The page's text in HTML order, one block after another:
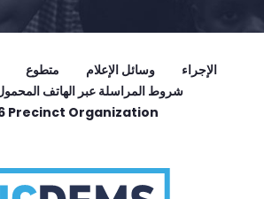
متطوع وسائل الإعلام
الإجراء
شروط المراسلة عبر الهاتف
Precinct Organization